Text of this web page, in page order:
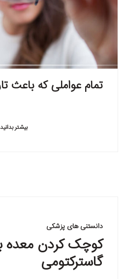
تمام عواملی که باعث
بیشتر بدانید
دانستنی های پزشکی
کوچک کردن معده
گاسترکتومی